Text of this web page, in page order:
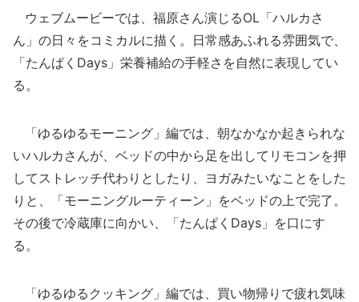
ウェブムービーでは、福原さん演じるOL「ハルカさ
ん」の日々をコミカルに描く。日常感あふれる雰囲気で、
「たんぱくDays」栄養補給の手軽さを自然に表現してい
る。
「ゆるゆるモーニング」編では、朝なかなか起きられな
いハルカさんが、ベッドの中から足を出してリモコンを押
してストレッチ代わりとしたり、ヨガみたいなことをした
りと、「モーニングルーティーン」をベッドの上で完了。
その後で冷蔵庫に向かい、「たんぱくDays」を口にす
る。
「ゆるゆるクッキング」編では、買い物帰りで疲れ気味